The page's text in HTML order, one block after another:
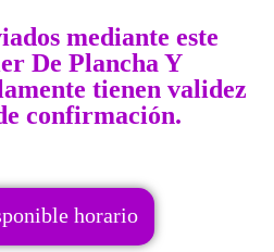
mediante este
De Plancha Y
tienen validez
confirmación.
horario